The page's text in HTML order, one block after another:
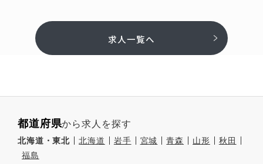
求人一覧へ
都道府県から求人を探す
北海道・東北 北海道 岩手 宮城 青森 山形
秋田
福島